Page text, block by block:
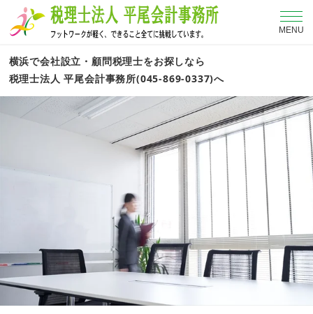
MENU
横浜で会社設立・顧問税理士をお探しなら
税理士法人 平尾会計事務所(045-869-0337)へ